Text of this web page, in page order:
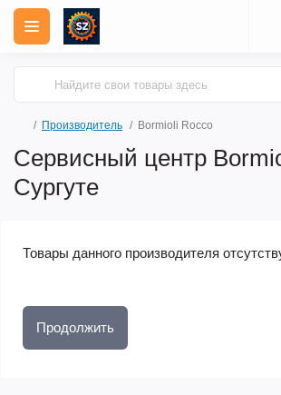
Производитель Bormioli Rocco
Сервисный центр
Сургуте
Товары данного производителя
Продолжить